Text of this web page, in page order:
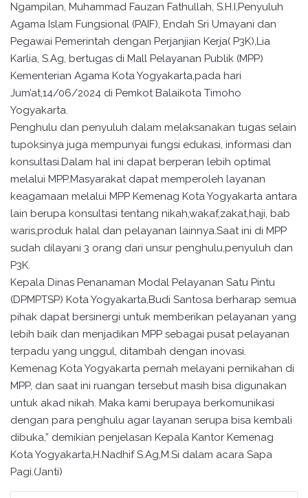
Ngampilan, Muhammad Fauzan Fathullah, S.H.I,Penyuluh
Agama Islam Fungsional (PAIF), Endah Sri Umayani dan
Pegawai Pemerintah dengan Perjanjian Kerja( P3K),Lia
Karlia, S.Ag, bertugas di Mall Pelayanan Publik (MPP)
Kementerian Agama Kota Yogyakarta,pada hari
Jum’at,14/06/2024 di Pemkot Balaikota Timoho
Yogyakarta.
Penghulu dan penyuluh dalam melaksanakan tugas selain
tupoksinya juga mempunyai fungsi edukasi, informasi dan
konsultasi.Dalam hal ini dapat berperan lebih optimal
melalui MPP.Masyarakat dapat memperoleh layanan
keagamaan melalui MPP Kemenag Kota Yogyakarta antara
lain berupa konsultasi tentang nikah,wakaf,zakat,haji, bab
waris,produk halal dan pelayanan lainnya.Saat ini di MPP
sudah dilayani 3 orang dari unsur penghulu,penyuluh dan
P3K.
Kepala Dinas Penanaman Modal Pelayanan Satu Pintu
(DPMPTSP) Kota Yogyakarta,Budi Santosa berharap semua
pihak dapat bersinergi untuk memberikan pelayanan yang
lebih baik dan menjadikan MPP sebagai pusat pelayanan
terpadu yang unggul, ditambah dengan inovasi.
Kemenag Kota Yogyakarta pernah melayani pernikahan di
MPP, dan saat ini ruangan tersebut masih bisa digunakan
untuk akad nikah. Maka kami berupaya berkomunikasi
dengan para penghulu agar layanan serupa bisa kembali
dibuka,” demikian penjelasan Kepala Kantor Kemenag
Kota Yogyakarta,H.Nadhif S.Ag,M.Si dalam acara Sapa
Pagi.(Janti)